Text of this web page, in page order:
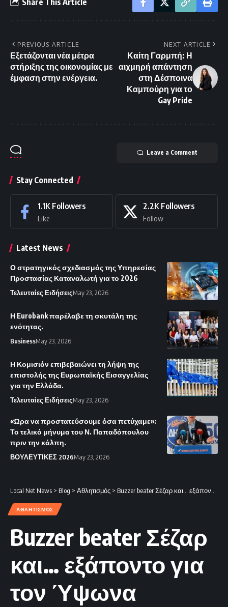
PREVIOUS ARTICLE
Εξετάζονται νέα μέτρα
στήριξης της οικονομίας με
έμφαση στην ενέργεια.
NEXT ARTICLE
Καίτη Γαρμπή: Η
αιχμηρή απάντηση
στη Δέσποινα
Καμπούρη για το
Gay Pride
Leave a Comment
Stay Connected
1.1K Followers
Like
2.2K Followers
Follow
Latest News
Ο στρατηγικός σχεδιασμός της Υπηρεσίας
Προστασίας Καταναλωτή για το 2026
Τελευταίες ΕιδήσειςMay 23, 2026
Η Eurobank παρέλαβε τη σκυτάλη της
ενότητας.
BusinessMay 23, 2026
Η Κομισιόν επιβεβαιώνει τη λήψη της
επιστολής της Ευρωπαϊκής Εισαγγελίας
για την Ελλάδα.
Τελευταίες ΕιδήσειςMay 23, 2026
«Ώρα να προστατεύσουμε όσα πετύχαμε»:
Το τελικό μήνυμα του Ν. Παπαδόπουλου
πριν την κάλπη.
ΒΟΥΛΕΥΤΙΚΕΣ 2026May 23, 2026
Local Net News > Blog > Αθλητισμός > Buzzer beater Σέζαρ και… εξάποντο για τον Ύψωνα
ΑΘΛΗΤΙΣΜΌΣ
Buzzer beater Σέζαρ
και… εξάποντο για
τον Ύψωνα